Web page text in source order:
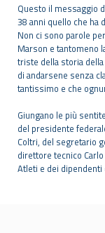
Questo il messaggio
38 anni quello che ha
Non ci sono parole
Marson e tantomeno
triste della storia
di andarsene senza
tantissimo e che
Giungano le più
del presidente
Coltri, del segretario
direttore tecnico
Atleti e dei